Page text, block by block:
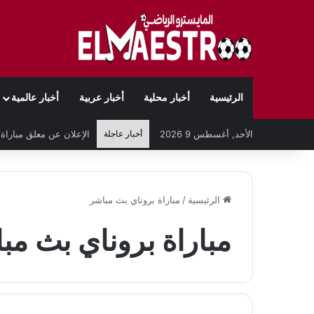
الرئيسية أخبار محلية أخبار عربية أخبار عالمية
الأحد, أغسطس 9 2026 أخبار عاجلة
الرئيسية / مباراة بروناي بث مباشر
مباراة بروناي بث